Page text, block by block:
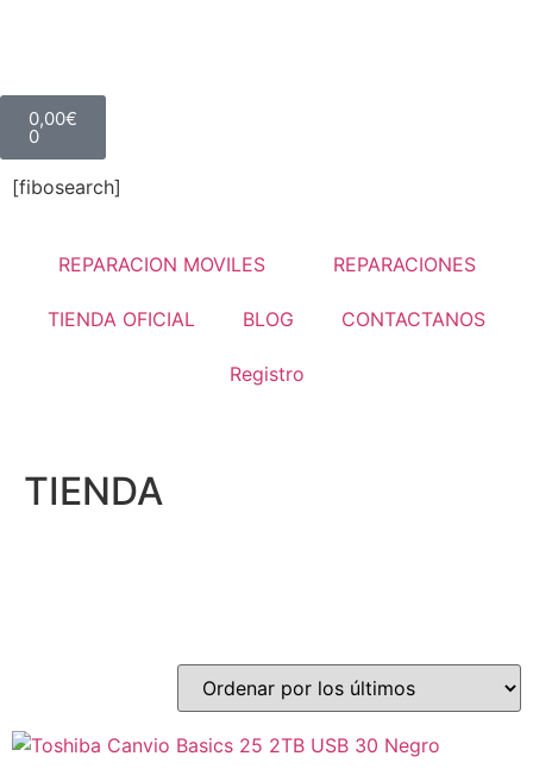
0,00€
0
[fibosearch]
REPARACION MOVILES REPARACIONES
TIENDA OFICIAL BLOG CONTACTANOS
Registro
TIENDA